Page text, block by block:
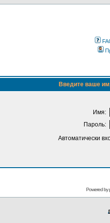
Введите ваше
Имя:
Пароль:
Автоматически
Powered by